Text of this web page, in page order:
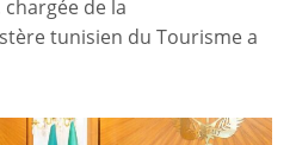
de la
tunisien du Tourisme a